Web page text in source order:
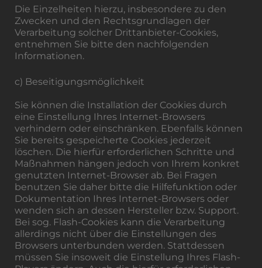
Die Einzelheiten hierzu, insbesondere zu den
Zwecken und den Rechtsgrundlagen der
Verarbeitung solcher Drittanbieter-Cookies,
entnehmen Sie bitte den nachfolgenden
Informationen.
c) Beseitigungsmöglichkeit
Sie können die Installation der Cookies durch
eine Einstellung Ihres Internet-Browsers
verhindern oder einschränken. Ebenfalls können
Sie bereits gespeicherte Cookies jederzeit
löschen. Die hierfür erforderlichen Schritte und
Maßnahmen hängen jedoch von Ihrem konkret
genutzten Internet-Browser ab. Bei Fragen
benutzen Sie daher bitte die Hilfefunktion oder
Dokumentation Ihres Internet-Browsers oder
wenden sich an dessen Hersteller bzw. Support.
Bei sog. Flash-Cookies kann die Verarbeitung
allerdings nicht über die Einstellungen des
Browsers unterbunden werden. Stattdessen
müssen Sie insoweit die Einstellung Ihres Flash-